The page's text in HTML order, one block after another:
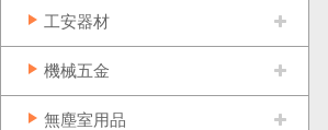
工安器材
機械五金
無塵室用品